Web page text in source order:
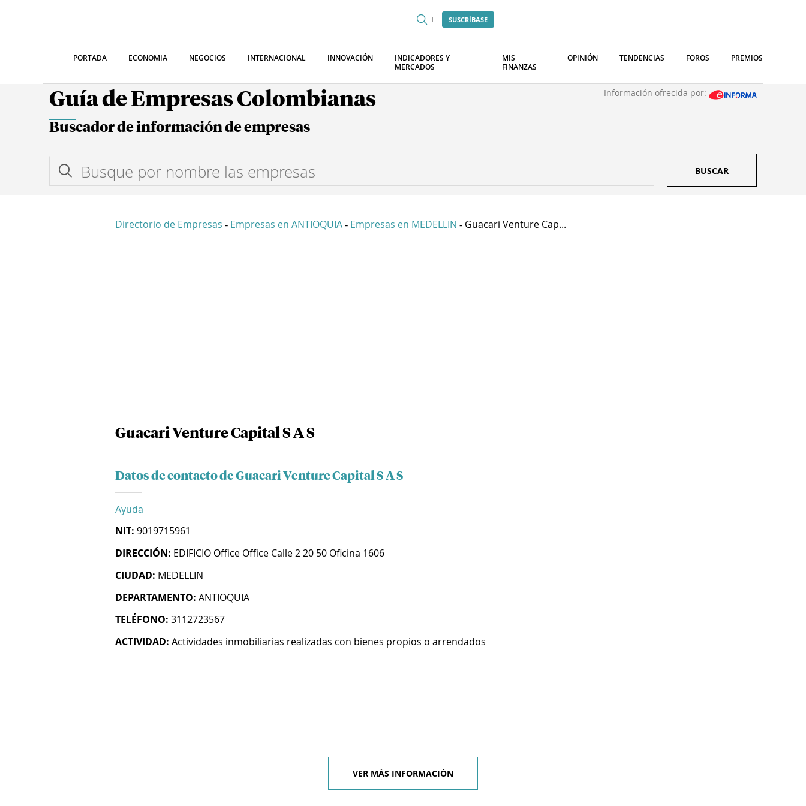
SUSCRÍBASE
PORTADA ECONOMIA NEGOCIOS INTERNACIONAL INNOVACIÓN
INDICADORES Y
MERCADOS
MIS
FINANZAS
OPINIÓN TENDENCIAS FOROS PREMIOS
Guía de Empresas Colombianas Información ofrecida por:
Buscador de información de empresas
BUSCAR
Directorio de Empresas - Empresas en ANTIOQUIA - Empresas en MEDELLIN - Guacari Venture Cap...
Guacari Venture Capital S A S
Datos de contacto de Guacari Venture Capital S A S
Ayuda
NIT: 9019715961
DIRECCIÓN: EDIFICIO Office Office Calle 2 20 50 Oficina 1606
CIUDAD: MEDELLIN
DEPARTAMENTO: ANTIOQUIA
TELÉFONO: 3112723567
ACTIVIDAD: Actividades inmobiliarias realizadas con bienes propios o arrendados
VER MÁS INFORMACIÓN